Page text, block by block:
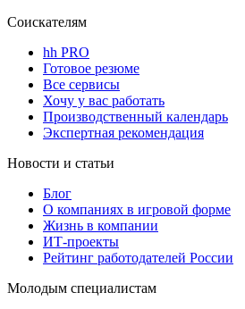
Соискателям
hh PRO
Готовое резюме
Все сервисы
Хочу у вас работать
Производственный календарь
Экспертная рекомендация
Новости и статьи
Блог
О компаниях в игровой форме
Жизнь в компании
ИТ-проекты
Рейтинг работодателей России
Молодым специалистам